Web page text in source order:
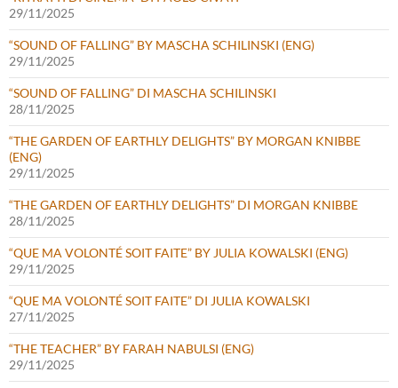
29/11/2025
“SOUND OF FALLING” BY MASCHA SCHILINSKI (ENG)
29/11/2025
“SOUND OF FALLING” DI MASCHA SCHILINSKI
28/11/2025
“THE GARDEN OF EARTHLY DELIGHTS” BY MORGAN KNIBBE
(ENG)
29/11/2025
“THE GARDEN OF EARTHLY DELIGHTS” DI MORGAN KNIBBE
28/11/2025
“QUE MA VOLONTÉ SOIT FAITE” BY JULIA KOWALSKI (ENG)
29/11/2025
“QUE MA VOLONTÉ SOIT FAITE” DI JULIA KOWALSKI
27/11/2025
“THE TEACHER” BY FARAH NABULSI (ENG)
29/11/2025